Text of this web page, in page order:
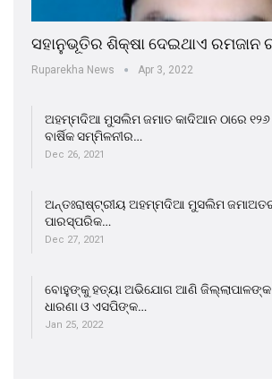
ସହାନୁଭୂତିର ଶିକ୍ଷା ଦେଇଥାଏ ରମଜାନ
Ruparekha News Apr 3, 2022
ଅହମ୍ମଦିଆ ମୁସଲିମ ଜମାତ କାଦିଆନ ଠାରେ
ବାର୍ଷିକ ସମ୍ମିଳନୀର…
Dec 26, 2021
ଅନ୍ତଃରାଷ୍ଟ୍ରୀୟ ଅହମ୍ମଦିଆ ମୁସଲିମ ଜମାଅତର
ପାରସ୍ପରିକ…
Dec 27, 2021
ବୋହୁଙ୍କୁ ହତ୍ୟା ଅଭିଯୋଗ ଆଣି ଜିଲ୍ଲାପାଳଙ୍କ
ଧାରଣା ଓ ଏସପିଙ୍କ…
Jan 25, 2022